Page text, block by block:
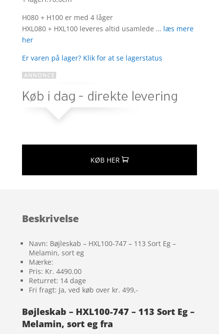
mmelser
H080 + H100 er med 4 låger
HXL080 + HXL100 leveres altid usamlede … læs mere
her
Er varen på lager? Klik for at se lagerstatus
KØB HER
Beskrivelse
Navn: Bøjleskab – HXL100-747 – 113 Sort Eg –
Melamin, sort eg
Mærke:
Pris: Kr. 4490.00
Returret: 14 dage
Fri fragt: Ja, ved køb over kr. 499,-
Bøjleskab – HXL100-747 – 113 Sort Eg –
Melamin, sort eg fra